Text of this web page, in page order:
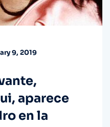
9, 2019
aparece
en la